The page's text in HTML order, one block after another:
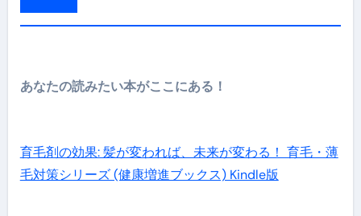
あなたの読みたい本がここにある！
育毛剤の効果: 髪が変われば、未来が変わる！ 育毛・薄
毛対策シリーズ (健康増進ブックス) Kindle版